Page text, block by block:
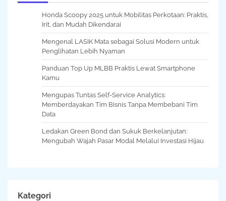
Honda Scoopy 2025 untuk Mobilitas Perkotaan: Praktis,
Irit, dan Mudah Dikendarai
Mengenal LASIK Mata sebagai Solusi Modern untuk
Penglihatan Lebih Nyaman
Panduan Top Up MLBB Praktis Lewat Smartphone
Kamu
Mengupas Tuntas Self-Service Analytics:
Memberdayakan Tim Bisnis Tanpa Membebani Tim
Data
Ledakan Green Bond dan Sukuk Berkelanjutan:
Mengubah Wajah Pasar Modal Melalui Investasi Hijau
Kategori